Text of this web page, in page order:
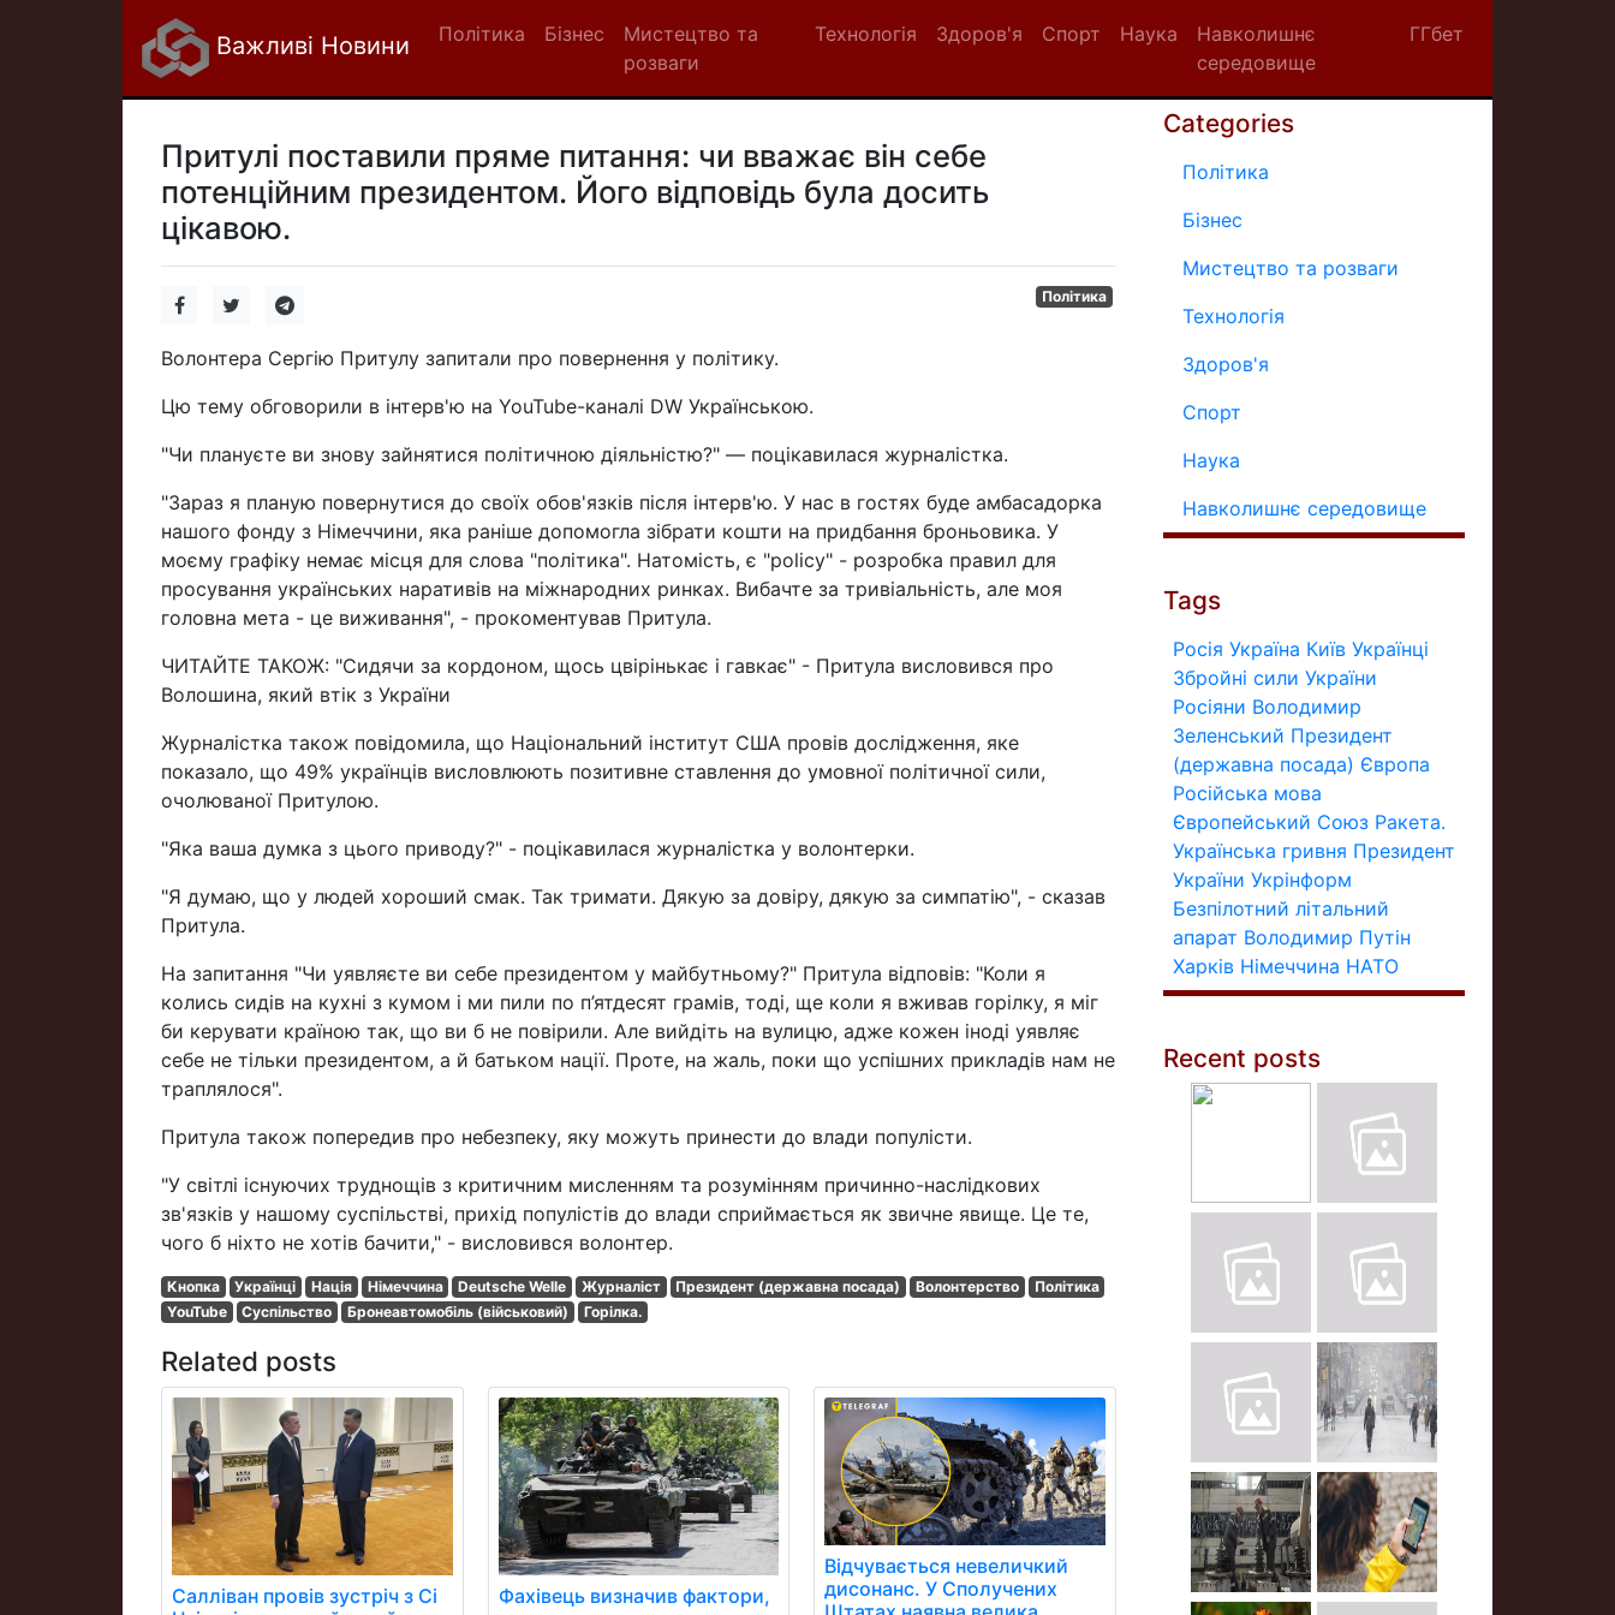
Важливі Новини Політика Бізнес
Мистецтво та
розваги
Технологія Здоров'я Спорт Наука
Навколишнє
середовище
ГГбет
Притулі поставили пряме питання: чи вважає він себе
потенційним президентом. Його відповідь була досить
цікавою.
Політика
Волонтера Сергію Притулу запитали про повернення у політику.
Цю тему обговорили в інтерв'ю на YouTube-каналі DW Українською.
"Чи плануєте ви знову зайнятися політичною діяльністю?" — поцікавилася журналістка.
"Зараз я планую повернутися до своїх обов'язків після інтерв'ю. У нас в гостях буде амбасадорка
нашого фонду з Німеччини, яка раніше допомогла зібрати кошти на придбання броньовика. У
моєму графіку немає місця для слова "політика". Натомість, є "policy" - розробка правил для
просування українських наративів на міжнародних ринках. Вибачте за тривіальність, але моя
головна мета - це виживання", - прокоментував Притула.
ЧИТАЙТЕ ТАКОЖ: "Сидячи за кордоном, щось цвірінькає і гавкає" - Притула висловився про
Волошина, який втік з України
Журналістка також повідомила, що Національний інститут США провів дослідження, яке
показало, що 49% українців висловлюють позитивне ставлення до умовної політичної сили,
очолюваної Притулою.
"Яка ваша думка з цього приводу?" - поцікавилася журналістка у волонтерки.
"Я думаю, що у людей хороший смак. Так тримати. Дякую за довіру, дякую за симпатію", - сказав
Притула.
На запитання "Чи уявляєте ви себе президентом у майбутньому?" Притула відповів: "Коли я
колись сидів на кухні з кумом і ми пили по п’ятдесят грамів, тоді, ще коли я вживав горілку, я міг
би керувати країною так, що ви б не повірили. Але вийдіть на вулицю, адже кожен іноді уявляє
себе не тільки президентом, а й батьком нації. Проте, на жаль, поки що успішних прикладів нам не
траплялося".
Притула також попередив про небезпеку, яку можуть принести до влади популісти.
"У світлі існуючих труднощів з критичним мисленням та розумінням причинно-наслідкових
зв'язків у нашому суспільстві, прихід популістів до влади сприймається як звичне явище. Це те,
чого б ніхто не хотів бачити," - висловився волонтер.
Кнопка Українці Нація Німеччина Deutsche Welle Журналіст Президент (державна посада) Волонтерство
Політика
YouTube
Суспільство Бронеавтомобіль (військовий) Горілка.
Related posts
Салліван провів зустріч з Сі
Фахівець визначив фактори,
Відчувається невеличкий
дисонанс. У Сполучених
Categories
Політика
Бізнес
Мистецтво та розваги
Технологія
Здоров'я
Спорт
Наука
Навколишнє середовище
Tags
Росія Україна Київ Українці
Збройні сили України
Росіяни Володимир
Зеленський Президент
(державна посада) Європа
Російська мова
Європейський Союз Ракета.
Українська гривня Президент
України Укрінформ
Безпілотний літальний
апарат Володимир Путін
Харків Німеччина НАТО
Recent posts